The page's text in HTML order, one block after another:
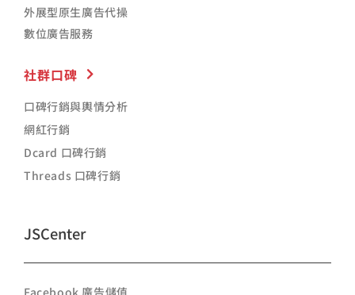
外展型原生廣告代操
數位廣告服務
社群口碑
口碑行銷與輿情分析
網紅行銷
Dcard 口碑行銷
Threads 口碑行銷
JSCenter
Facebook 廣告儲值